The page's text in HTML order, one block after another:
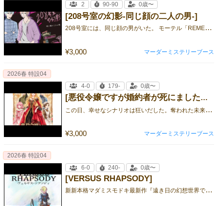
[208号室の幻影-同じ顔の二人の男-]
2
08号室には、同じ顔の男がいた。 モーテル「REMEMBER」で、二人の真実が暴かれる。
¥3,000
2
90-90 0歳〜
マーダーミステリーブース
[悪役令嬢ですが婚約者が死にました？！]
こ
の日、幸せなシナリオは狂いだした。奪われた未来の行方と結末は。
¥3,000
2026春 特設04
4-0
179- 0歳〜
マーダーミステリーブース
[VERSUS RHAPSODY]
新
新本格マダミスモドキ最新作『遠き日の幻想世界で交わるセッション』
2026春 特設04
6-0
240- 0歳〜